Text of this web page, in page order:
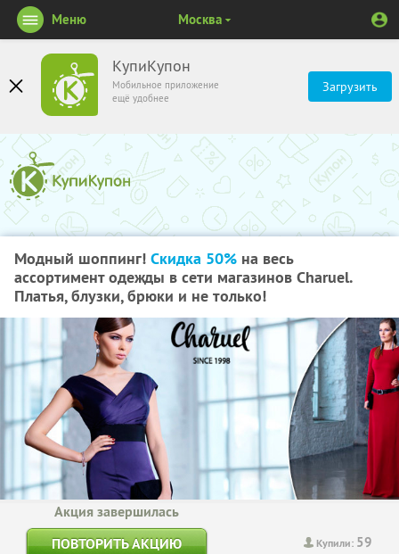
КупиКупон
Мобильное приложение
ещё удобнее
Загрузить
Меню Москва
Модный шоппинг! Скидка 50% на весь
ассортимент одежды в сети магазинов Charuel.
Платья, блузки, брюки и не только!
Купили: 59
Акция завершилась
ПОВТОРИТЬ АКЦИЮ